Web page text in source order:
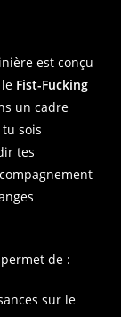
est conçu
Fist-Fucking
un cadre
sois
tes
de :
sur le